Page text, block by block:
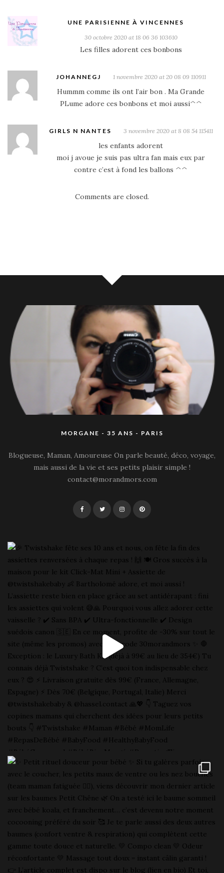
UNE PARISIENNE À VINCENNES
30 octobre 2020 at 18 06 36 103610
Les filles adorent ces bonbons
JOHANNEGJ 1 novembre 2020 at 20 08 09 110911
Hummm comme ils ont l’air bon . Ma Grande
PLume adore ces bonbons et moi aussi^^
GIRLS N NANTES 3 novembre 2020 at 8 08 54 115411
les enfants adorent
moi j avoue je suis pas ultra fan mais eux par
contre c’est à fond les ballons ^^
Comments are closed.
MORGANE - 35 ANS - PARIS
Blogueuse, Maman, Amoureuse On parle beauté, déco, voyage,
mais aussi de la vie et ses petits plaisir simple !
contact@morandmors.com